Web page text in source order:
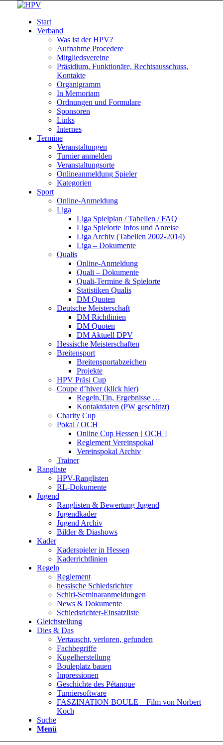
Start
Verband
Was ist der HPV?
Aufnahme Procedere
Mitgliedsvereine
Präsidium, Funktionäre, Rechtsausschuss,
Kontakte
Organigramm
In Memoriam
Ordnungen und Formulare
Sponsoren
Links
Internes
Termine
Veranstaltungen
Turnier anmelden
Veranstaltungsorte
Onlineanmeldung Spieler
Kategorien
Sport
Online-Anmeldung
Liga
Liga Spielplan / Tabellen / FAQ
Liga Spielorte Infos und Anreise
Liga Archiv (Tabellen 2002-2014)
Liga – Dokumente
Qualis
Online-Anmeldung
Quali – Dokumente
Quali-Termine & Spielorte
Statistiken Qualis
DM Quoten
Deutsche Meisterschaft
DM Richtlinien
DM Quoten
DM Aktuell DPV
Hessische Meisterschaften
Breitensport
Breitensportabzeichen
Projekte
HPV Präsi Cup
Coupe d’hiver (klick hier)
Regeln,Tln, Ergebnisse …
Kontaktdaten (PW geschützt)
Charity Cup
Pokal / OCH
Online Cup Hessen [ OCH ]
Reglement Vereinspokal
Vereinspokal Archiv
Trainer
Rangliste
HPV-Ranglisten
RL-Dokumente
Jugend
Ranglisten & Bewertung Jugend
Jugendkader
Jugend Archiv
Bilder & Diashows
Kader
Kaderspieler in Hessen
Kaderrichtlinien
Regeln
Reglement
hessische Schiedsrichter
Schiri-Seminaranmeldungen
News & Dokumente
Schiedsrichter-Einsatzliste
Gleichstellung
Dies & Das
Vertauscht, verloren, gefunden
Fachbegriffe
Kugelherstellung
Bouleplatz bauen
Impressionen
Geschichte des Pétanque
Turniersoftware
FASZINATION BOULE – Film von Norbert
Koch
Suche
Menü